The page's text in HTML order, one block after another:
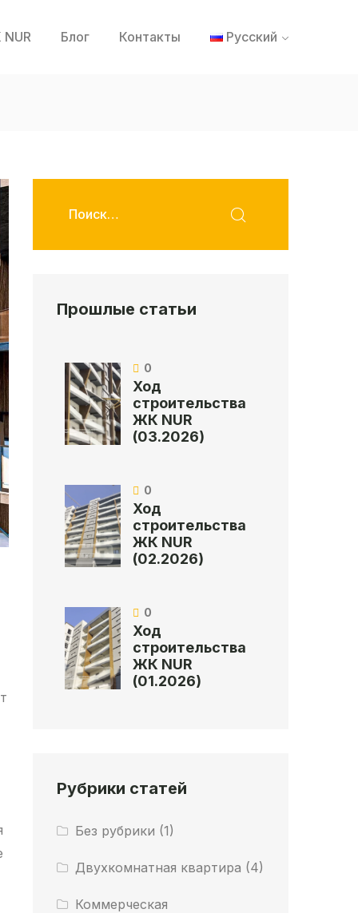
Блог Контакты Русский
Прошлые статьи
0
Ход
строительства
ЖК NUR
(03.2026)
0
Ход
строительства
ЖК NUR
(02.2026)
0
Ход
строительства
ЖК NUR
(01.2026)
Рубрики статей
Без рубрики (1)
Двухкомнатная квартира (4)
Коммерческая